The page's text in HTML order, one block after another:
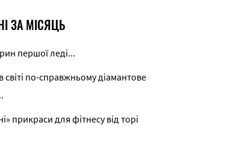
ЗА МІСЯЦЬ
першої леді...
світі по-справжньому діамантове
прикраси для фітнесу від торі